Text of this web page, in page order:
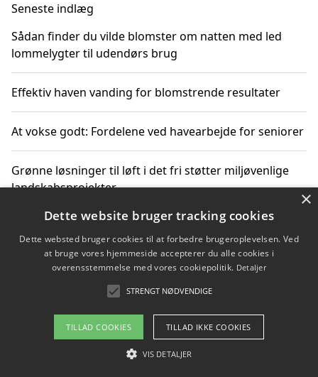
Seneste indlæg
Sådan finder du vilde blomster om natten med led
lommelygter til udendørs brug
Effektiv haven vanding for blomstrende resultater
At vokse godt: Fordelene ved havearbejde for seniorer
Grønne løsninger til løft i det fri støtter miljøvenlige
landskabsprojekter
Gør haven til et frirum for familien og naturen
Copyright 2026 - Pilanto Aps
Om / kontakt
Blog Betingelser
×
Dette website bruger tracking cookies
Dette websted bruger cookies til at forbedre brugeroplevelsen. Ved
at bruge vores hjemmeside accepterer du alle cookies i
overensstemmelse med vores cookiepolitik. Detaljer
STRENGT NØDVENDIGE
TILLAD COOKIES TILLAD IKKE COOKIES
VIS DETALJER